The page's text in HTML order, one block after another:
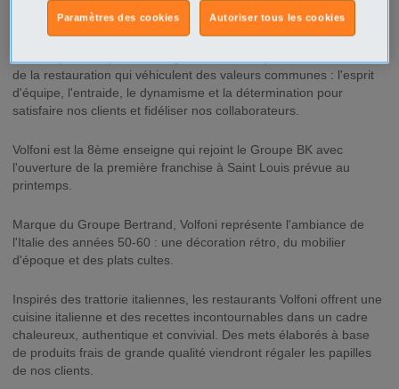
Description
de la restauration qui véhiculent des valeurs communes : l'esprit
d'équipe, l'entraide, le dynamisme et la détermination pour
satisfaire nos clients et fidéliser nos collaborateurs.
Volfoni est la 8ème enseigne qui rejoint le Groupe BK avec
l'ouverture de la première franchise à Saint Louis prévue au
printemps.
Marque du Groupe Bertrand, Volfoni représente l'ambiance de
l'Italie des années 50-60 : une décoration rétro, du mobilier
d'époque et des plats cultes.
Inspirés des trattorie italiennes, les restaurants Volfoni offrent une
cuisine italienne et des recettes incontournables dans un cadre
chaleureux, authentique et convivial. Des mets élaborés à base
de produits frais de grande qualité viendront régaler les papilles
de nos clients.
Autoriser tous les cookies
Paramètres des cookies